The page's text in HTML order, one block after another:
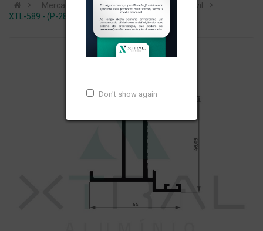
Don't show again
Mercados de Atuação
Construção Civil
XTL-589 - (P-280) - PESO LINEAR: 0,858kg/m